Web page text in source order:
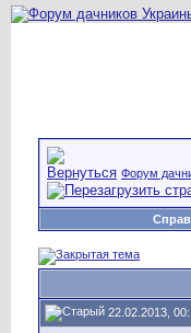
Форум
22.02.2013,